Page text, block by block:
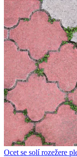
Ocet se solí rozežere